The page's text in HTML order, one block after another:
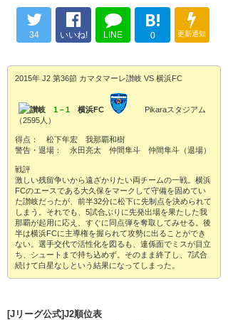
34 いいね! LINE
B!
0 更新通知
2015年 J2 第36節 カマタマーレ讃岐 VS 横浜FC
讃岐 1－1 横浜FC
Pikaraスタジアム
（2595人）
得点： 松下年宏 我那覇和樹
警告・退場： 永田亮太 仲間隼斗 仲間隼斗（退場）
戦評
激しい残留争いから遠ざかりたい両チームの一戦。横浜
FCのエースである大久保をマークして守備を固めてい
た讃岐だったが、前半32分に松下に先制点を決められて
しまう。それでも、5試合ぶりに先発出場を果たした我
那覇が起用に応え、すぐに同点弾を奪取してみせる。後
半は横浜FCに主導権を握られて攻勢に出ることができ
ない。選手交代で活性化を図るも、連係面でミスが目立
ち、シュートまで持ち込めず。そのまま終了し、7試合
続けて白星なしという結果になってしまった。
[Jリーグ公式]J2順位表